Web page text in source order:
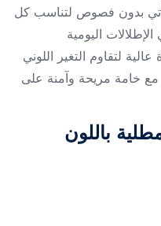
بدون فصوص لتناسب كل
اليومية
لتقاوم التغير اللوني
مع خامة مريحة وآمنة على
باللون